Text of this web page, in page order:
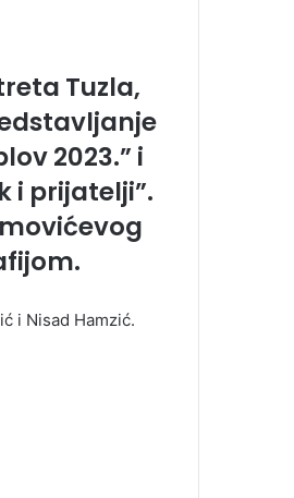
Tuzla,
2023.” i
i prijatelji”.
i Nisad Hamzić.